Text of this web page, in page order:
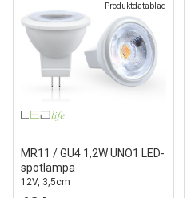
Produktdatablad
MR11 / GU4 1,2W UNO1 LED-
spotlampa
12V, 3,5cm